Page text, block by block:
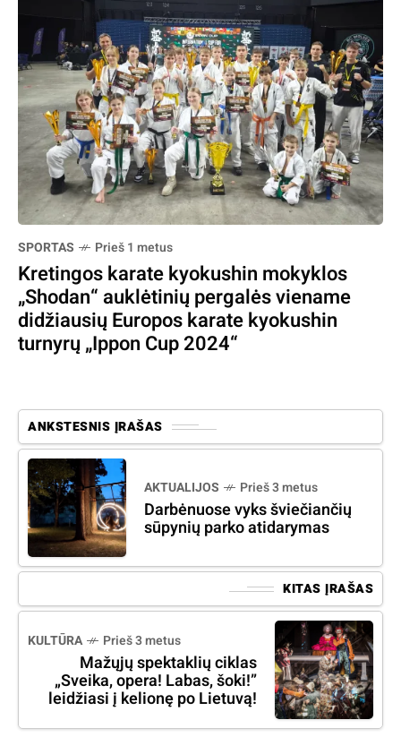
SPORTAS Prieš 1 metus
Kretingos karate kyokushin mokyklos
„Shodan“ auklėtinių pergalės viename
didžiausių Europos karate kyokushin
turnyrų „Ippon Cup 2024“
ANKSTESNIS ĮRAŠAS
AKTUALIJOS Prieš 3 metus
Darbėnuose vyks šviečiančių
sūpynių parko atidarymas
KITAS ĮRAŠAS
KULTŪRA Prieš 3 metus
Mažųjų spektaklių ciklas
„Sveika, opera! Labas, šoki!”
leidžiasi į kelionę po Lietuvą!